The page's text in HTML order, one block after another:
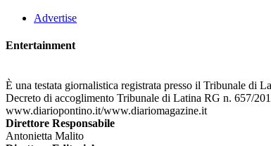
Advertise
Entertainment
È una testata giornalistica registrata presso il Tribunale di
Decreto di accoglimento Tribunale di Latina RG n. 657/
www.diariopontino.it/www.diariomagazine.it
Direttore Responsabile
Antonietta Malito